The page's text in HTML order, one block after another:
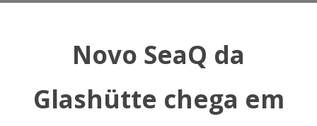
Novo SeaQ da
Glashütte chega em